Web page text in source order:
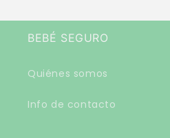
e
BEBÉ SEGURO
Quiénes somos
Info de contacto